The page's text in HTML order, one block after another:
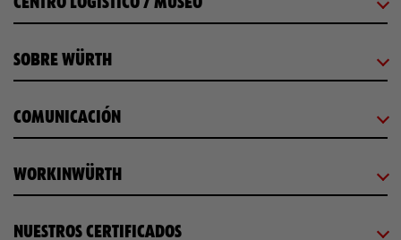
SOBRE WÜRTH
COMUNICACIÓN
WORKINWÜRTH
NUESTROS CERTIFICADOS